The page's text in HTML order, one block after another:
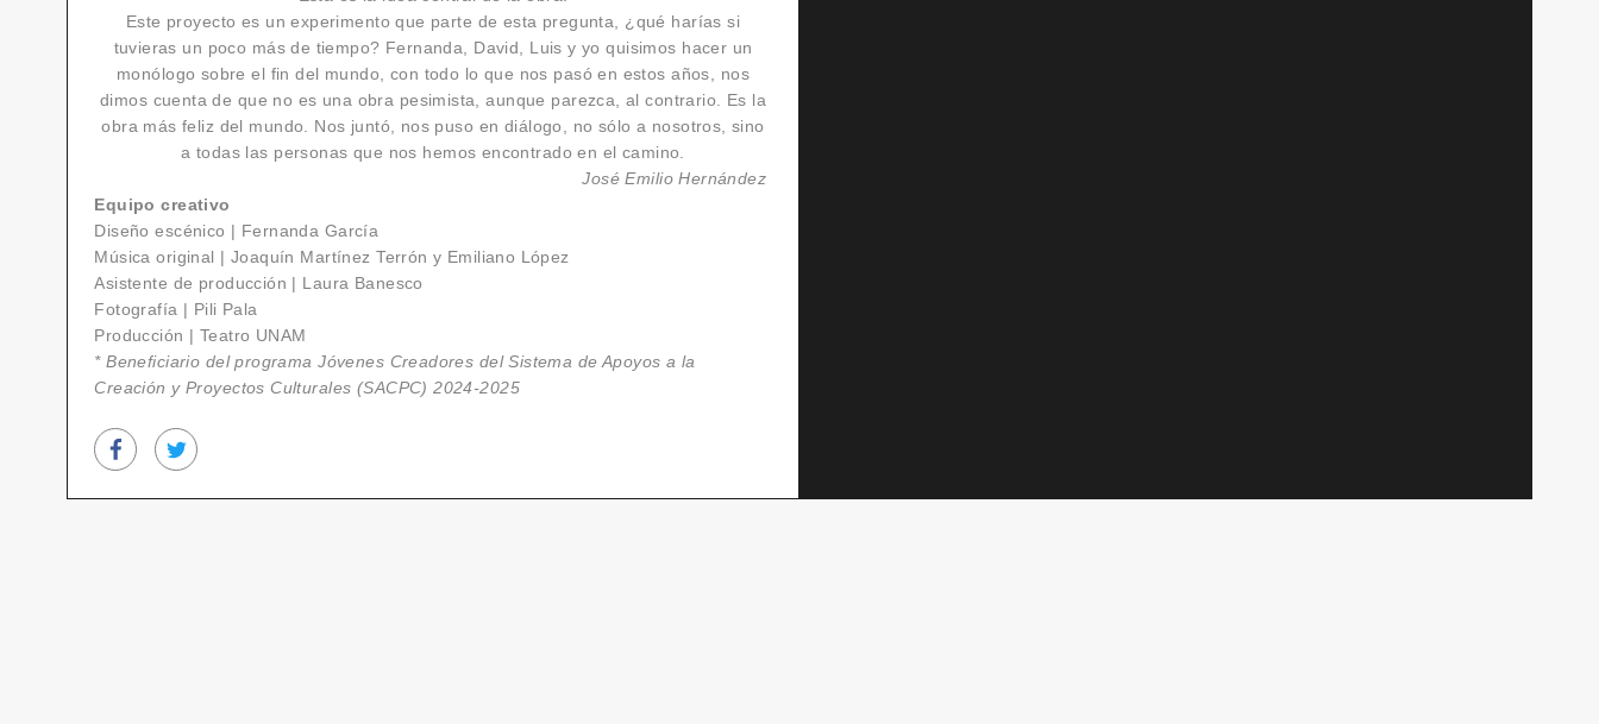
Este proyecto es un experimento que parte de esta pregunta, ¿qué harías si
tuvieras un poco más de tiempo? Fernanda, David, Luis y yo quisimos hacer un
monólogo sobre el fin del mundo, con todo lo que nos pasó en estos años, nos
dimos cuenta de que no es una obra pesimista, aunque parezca, al contrario. Es la
obra más feliz del mundo. Nos juntó, nos puso en diálogo, no sólo a nosotros, sino
a todas las personas que nos hemos encontrado en el camino.
José Emilio Hernández
Equipo creativo
Diseño escénico | Fernanda García
Música original | Joaquín Martínez Terrón y Emiliano López
Asistente de producción | Laura Banesco
Fotografía | Pili Pala
Producción | Teatro UNAM
* Beneficiario del programa Jóvenes Creadores del Sistema de Apoyos a la
Creación y Proyectos Culturales (SACPC) 2024-2025